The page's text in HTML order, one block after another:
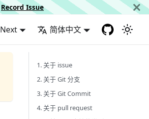
Record Issue
Next 简体中文
1. 关于 issue
2. 关于 Git 分支
3. 关于 Git Commit
4. 关于 pull request